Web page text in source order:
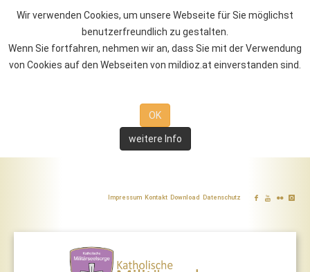
Wir verwenden Cookies, um unsere Webseite für Sie möglichst
benutzerfreundlich zu gestalten.
Wenn Sie fortfahren, nehmen wir an, dass Sie mit der Verwendung
von Cookies auf den Webseiten von mildioz.at einverstanden sind.
OK
weitere Info
Impressum Kontakt Download Datenschutz